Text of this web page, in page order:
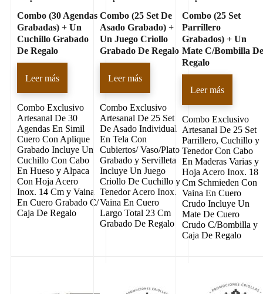
Combo (30 Agendas
Grabadas) + Un
Cuchillo Grabado
De Regalo
Leer más
Combo Exclusivo
Artesanal De 30
Agendas En Simil
Cuero Con Aplique
Grabado Incluye Un
Cuchillo Con Cabo
En Hueso y Alpaca
Con Hoja Acero
Inox. 14 Cm y Vaina
En Cuero Grabado C/
Caja De Regalo
Combo (25 Set De
Asado Grabado) +
Un Juego Criollo
Grabado De Regalo
Leer más
Combo Exclusivo
Artesanal De 25 Set
De Asado Individual
En Tela Con
Cubiertos/ Vaso/Plato
Grabado y Servilleta
Incluye Un Juego
Criollo De Cuchillo y
Tenedor Acero Inox.
Vaina En Cuero
Largo Total 23 Cm
Grabado De Regalo
Combo (25 Set
Parrillero
Grabados) + Un
Mate C/Bombilla
Regalo
Leer más
Combo Exclusivo
Artesanal De 25 Set
Parrillero, Cuchillo y
Tenedor Con Cabo
En Maderas Varias y
Hoja Acero Inox. 18
Cm Schmieden Con
Vaina En Cuero
Crudo Incluye Un
Mate De Cuero
Crudo C/Bombilla y
Caja De Regalo